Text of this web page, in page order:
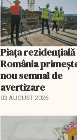
Piața
România
nou semnal de
avertizare
03 AUGUST 2026